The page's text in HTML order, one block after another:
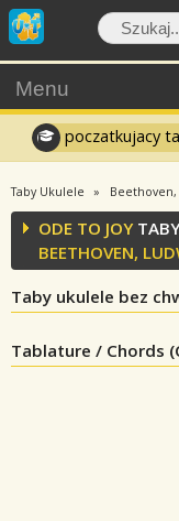
Menu
poczatkujacy
Taby Ukulele Beethoven,
ODE TO JOYTABY
BEETHOVEN,
Taby ukulele bez
Tablature / Chords